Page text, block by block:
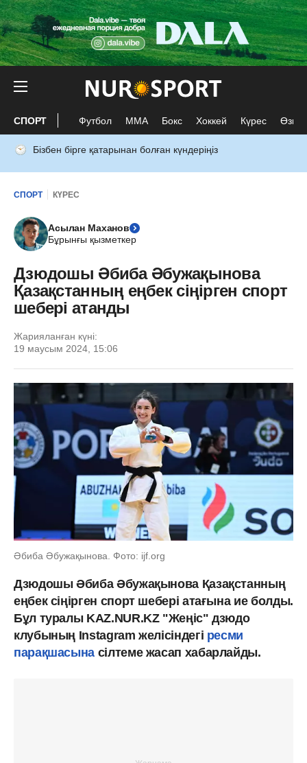
СПОРТ Футбол ММА Бокс Хоккей Күрес Өзге
Бізбен бірге қатарынан болған күндеріңіз
СПОРТ КҮРЕС
Асылан Маханов
Бұрынғы қызметкер
Дзюдошы Әбиба Әбужақынова
Қазақстанның еңбек сіңірген спорт
шебері атанды
Жарияланған күні:
19 маусым 2024, 15:06
Әбиба Әбужақынова. Фото: ijf.org
Дзюдошы Әбиба Әбужақынова Қазақстанның
еңбек сіңірген спорт шебері атағына ие болды.
Бұл туралы KAZ.NUR.KZ "Жеңіс" дзюдо
клубының Instagram желісіндегі ресми
парақшасына сілтеме жасап хабарлайды.